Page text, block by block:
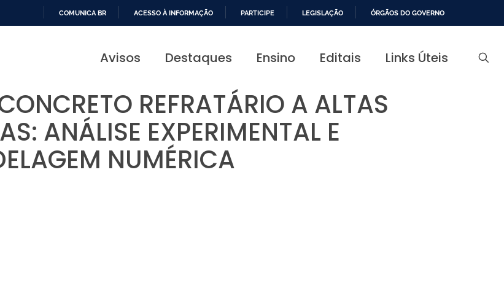
PARA
COMUNICA BR ACESSO À INFORMAÇÃO PARTICIPE LEGISLAÇÃO ÓRGÃOS DO GOVERNO
Avisos Destaques Ensino Editais Links Úteis
REFRATÁRIO A ALTAS
ANÁLISE EXPERIMENTAL E
NUMÉRICA